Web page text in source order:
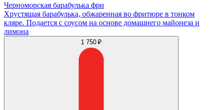
Черноморская барабулька фри
Хрустящая барабулька, обжаренная во фритюре в тонком
кляре. Подается с соусом на основе домашнего майонеза и
лимона
1 750 ₽